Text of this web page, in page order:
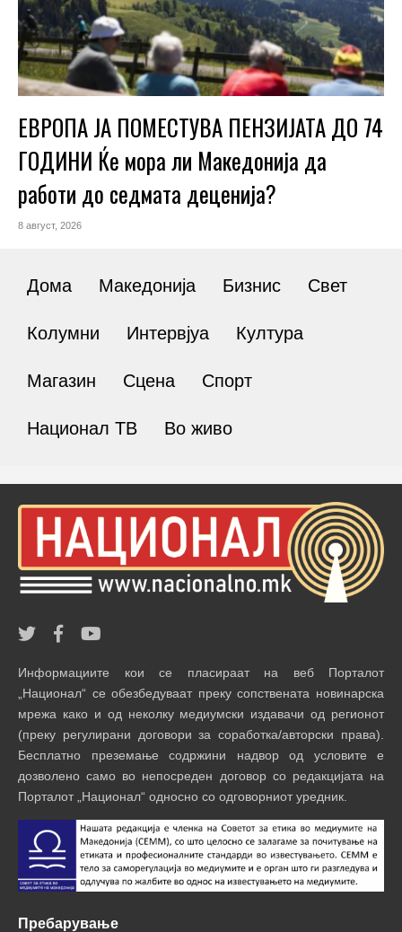
ЕВРОПА ЈА ПОМЕСТУВА ПЕНЗИЈАТА ДО 74
ГОДИНИ Ќе мора ли Македонија да
работи до седмата деценија?
8 август, 2026
Дома Македонија Бизнис Свет
Колумни Интервјуа Култура
Магазин Сцена Спорт
Национал ТВ Во живо
Информациите кои се пласираат на веб Порталот
„Национал“ се обезбедуваат преку сопствената новинарска
мрежа како и од неколку медиумски издавачи од регионот
(преку регулирани договори за соработка/авторски права).
Бесплатно преземање содржини надвор од условите е
дозволено само во непосреден договор со редакцијата на
Порталот „Национал“ односно со одговорниот уредник.
Пребарување